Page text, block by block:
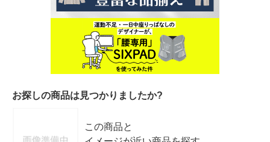
お探しの商品は見つかりましたか?
この商品と